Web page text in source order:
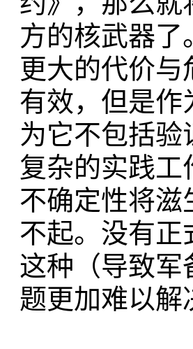
方的核武器了
更大的代价与
有效，但是作
为它不包括
复杂的实践工
不确定性将滋
不起。没有正
这种（导致军
题更加难以解